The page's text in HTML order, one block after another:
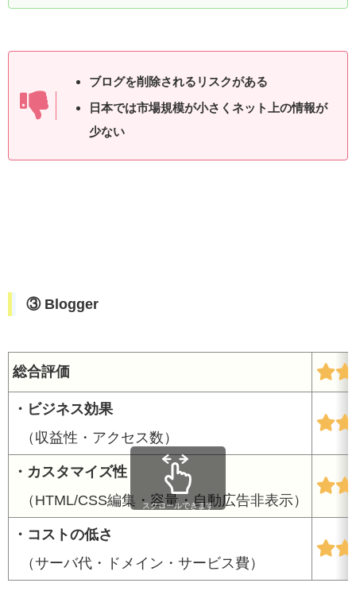
ブログを削除されるリスクがある
日本では市場規模が小さくネット上の情報が
少ない
③ Blogger
総合評価
・ビジネス効果
（収益性・アクセス数）
・カスタマイズ性
（HTML/CSS編集・容量・自動広告非表示）
・コストの低さ
（サーバ代・ドメイン・サービス費）
スクロールできます